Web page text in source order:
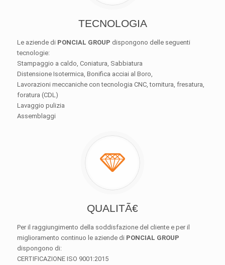
TECNOLOGIA
Le aziende di PONCIAL GROUP dispongono delle seguenti
tecnologie:
Stampaggio a caldo, Coniatura, Sabbiatura
Distensione Isotermica, Bonifica acciai al Boro,
Lavorazioni meccaniche con tecnologia CNC, tornitura, fresatura,
foratura (CDL)
Lavaggio pulizia
Assemblaggi
QUALITÃ€
Per il raggiungimento della soddisfazione del cliente e per il
miglioramento continuo le aziende di PONCIAL GROUP
dispongono di:
CERTIFICAZIONE ISO 9001:2015